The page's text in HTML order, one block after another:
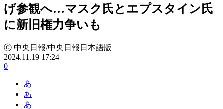
げ参観へ…マスク氏とエプスタイン氏
に新旧権力争いも
ⓒ 中央日報/中央日報日本語版
2024.11.19 17:24
0
あ
あ
あ